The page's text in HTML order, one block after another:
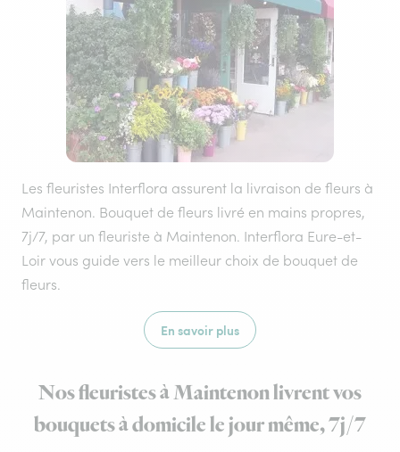
Les fleuristes Interflora assurent la livraison de fleurs à
Maintenon. Bouquet de fleurs livré en mains propres,
7j/7, par un fleuriste à Maintenon. Interflora Eure-et-
Loir vous guide vers le meilleur choix de bouquet de
fleurs.
En savoir plus
Nos fleuristes à Maintenon livrent vos
bouquets à domicile le jour même, 7j/7